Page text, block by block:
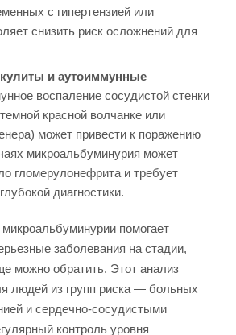
с гипертензией или
снизить риск осложнений для
и аутоиммунные
воспаление сосудистой стенки
красной волчанке или
может привести к поражению
микроальбуминурия может
гломерулонефрита и требует
диагностики.
помогает
заболевания на стадии,
можно обратить. Этот анализ
людей из групп риска — больных
и сердечно-сосудистыми
контроль уровня